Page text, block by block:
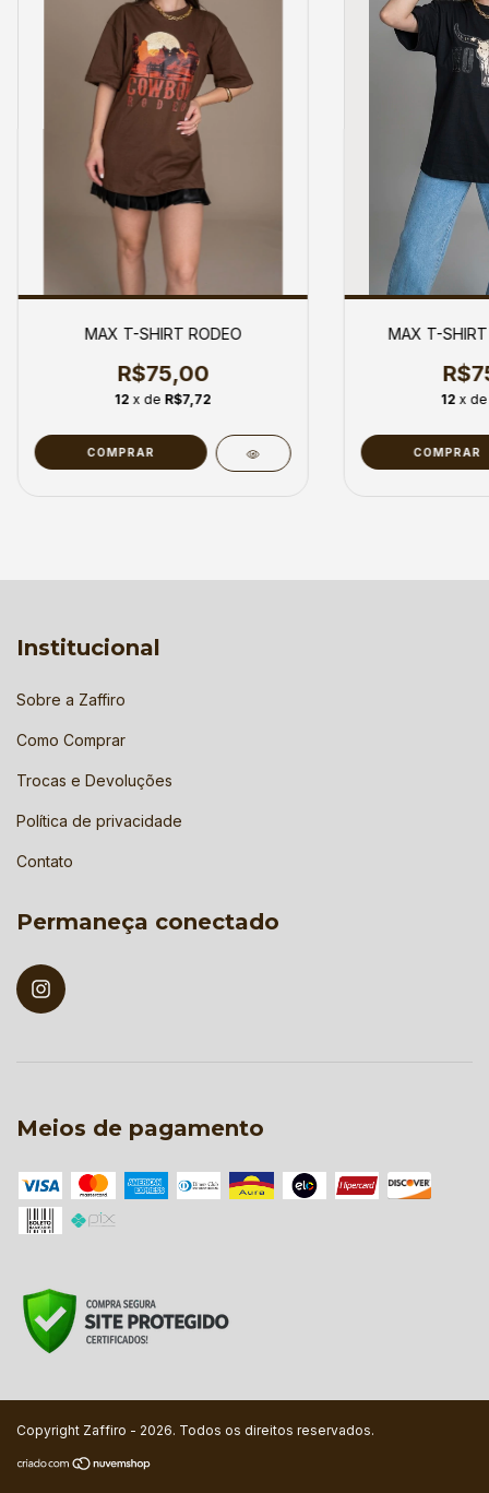
MAX T-SHIRT RODEO
R$75,00
12 x de R$7,72
MAX T-
12 x
Institucional
Sobre a Zaffiro
Como Comprar
Trocas e Devoluções
Política de privacidade
Contato
Permaneça conectado
Meios de pagamento
Copyright Zaffiro - 2026. Todos os direitos reservados.